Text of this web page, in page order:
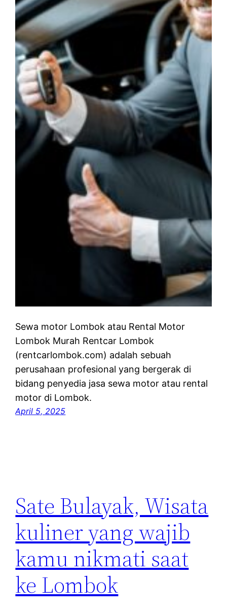
Sewa motor Lombok atau Rental Motor
Lombok Murah Rentcar Lombok
(rentcarlombok.com) adalah sebuah
perusahaan profesional yang bergerak di
bidang penyedia jasa sewa motor atau rental
motor di Lombok.
April 5, 2025
Sate Bulayak, Wisata
kuliner yang wajib
kamu nikmati saat
ke Lombok